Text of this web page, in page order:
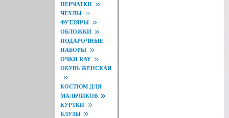
ПЕРЧАТКИ
ЧЕХЛЫ
ФУТЛЯРЫ
ОБЛОЖКИ
ПОДАРОЧНЫЕ
НАБОРЫ
ОЧКИ RAY
ОБУВЬ ЖЕНСКАЯ
КОСТЮМ ДЛЯ
МАЛЬЧИКОВ
КУРТКИ
БЛУЗЫ